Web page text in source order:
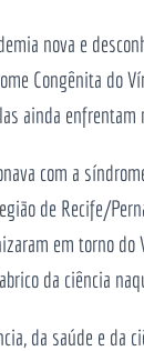
nova e
Congênita do
ainda
com a
de Recife/
em torno do
da ciência
da saúde e da